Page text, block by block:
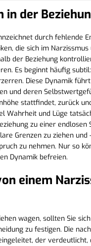
in der
durch fehlende
die sich im Narzissmus
der Beziehung
Es beginnt häufig
Diese Dynamik
und deren
stattfindet, zurück
Wahrheit und Lüge
zu einer endlosen
Grenzen zu ziehen und
zu nehmen. Nur so
Dynamik befreien.
einem
wagen, sollten Sie
zu festigen. Die
der verdeutlicht,